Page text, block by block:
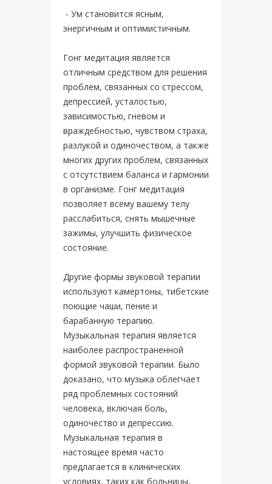
- Ум становится ясным,
энергичным и оптимистичным.
Гонг медитация является
отличным средством для решения
проблем, связанных со стрессом,
депрессией, усталостью,
зависимостью, гневом и
враждебностью, чувством страха,
разлукой и одиночеством, а также
многих других проблем, связанных
с отсутствием баланса и гармонии
в организме. Гонг медитация
позволяет всему вашему телу
расслабиться, снять мышечные
зажимы, улучшить физическое
состояние.
Другие формы звуковой терапии
используют камертоны, тибетские
поющие чаши, пение и
барабанную терапию.
Музыкальная терапия является
наиболее распространенной
формой звуковой терапии. Было
доказано, что музыка облегчает
ряд проблемных состояний
человека, включая боль,
одиночество и депрессию.
Музыкальная терапия в
настоящее время часто
предлагается в клинических
условиях, таких как больницы,